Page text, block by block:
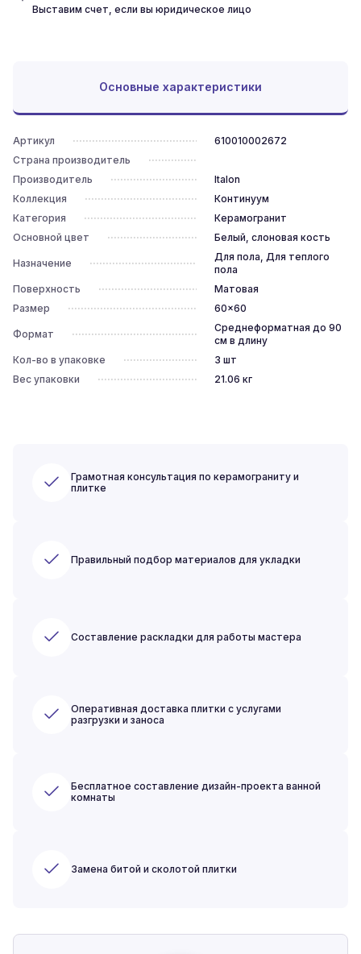
Выставим счет, если вы юридическое лицо
Основные характеристики
Артикул
610010002672
Страна производитель
Производитель
Italon
Коллекция
Континуум
Категория
Керамогранит
Основной цвет
Белый, слоновая кость
Назначение
Для пола, Для теплого
пола
Поверхность
Матовая
Размер
60x60
Формат
Среднеформатная до 90
см в длину
Кол-во в упаковке
3 шт
Вес упаковки
21.06 кг
Грамотная консультация по керамограниту и
плитке
Правильный подбор материалов для укладки
Составление раскладки для работы мастера
Оперативная доставка плитки с услугами
разгрузки и заноса
Бесплатное составление дизайн-проекта ванной
комнаты
Замена битой и сколотой плитки